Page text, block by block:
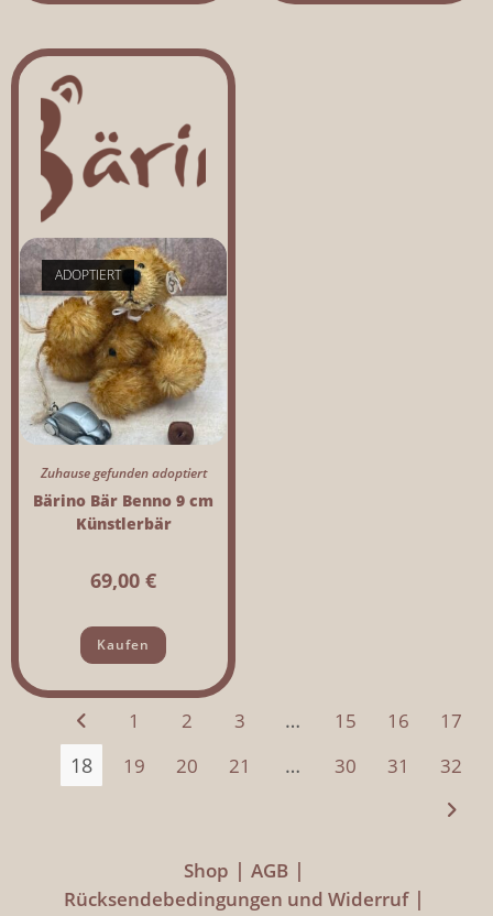
ADOPTIERT
Zuhause gefunden adoptiert
Bärino Bär Benno 9 cm
Künstlerbär
69,00 €
Kaufen
1 2 3 … 15 16 17
18 19 20 21 … 30 31 32
Shop
AGB
Rücksendebedingungen und Widerruf